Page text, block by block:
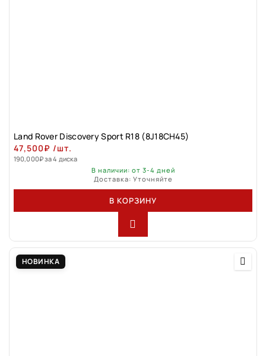
Land Rover Discovery Sport R18 (8J18CH45)
47,500₽ /шт.
190,000₽за 4 диска
В наличии: от 3-4 дней
Доставка: Уточняйте
В КОРЗИНУ
НОВИНКА